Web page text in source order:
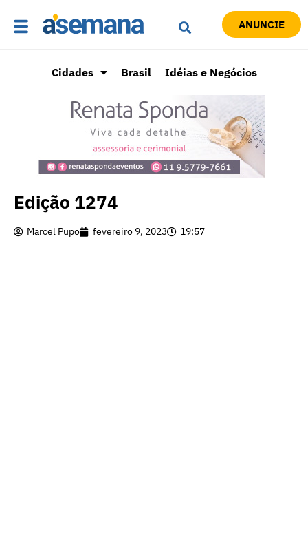
ANUNCIE
Cidades Brasil Idéias e Negócios
Edição 1274
Marcel Pupo fevereiro 9, 2023 19:57